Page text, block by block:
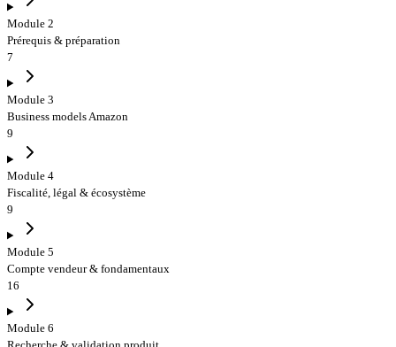
Module 2
Prérequis & préparation
7
Module 3
Business models Amazon
9
Module 4
Fiscalité, légal & écosystème
9
Module 5
Compte vendeur & fondamentaux
16
Module 6